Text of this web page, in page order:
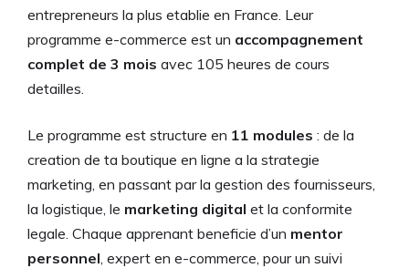
entrepreneurs la plus etablie en France. Leur
programme e-commerce est un accompagnement
complet de 3 mois avec 105 heures de cours
detailles.
Le programme est structure en 11 modules : de la
creation de ta boutique en ligne a la strategie
marketing, en passant par la gestion des fournisseurs,
la logistique, le marketing digital et la conformite
legale. Chaque apprenant beneficie d’un mentor
personnel , expert en e-commerce, pour un suivi